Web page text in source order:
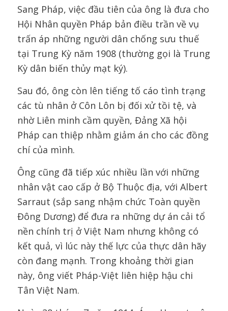
Sang Pháp, việc đầu tiên của ông là đưa cho
Hội Nhân quyền Pháp bản điều trần về vụ
trấn áp những người dân chống sưu thuế
tại Trung Kỳ năm 1908 (thường gọi là Trung
Kỳ dân biến thủy mạt ký).
Sau đó, ông còn lên tiếng tố cáo tình trạng
các tù nhân ở Côn Lôn bị đối xử tồi tệ, và
nhờ Liên minh cầm quyền, Đảng Xã hội
Pháp can thiệp nhằm giảm án cho các đồng
chí của mình.
Ông cũng đã tiếp xúc nhiều lần với những
nhân vật cao cấp ở Bộ Thuộc địa, với Albert
Sarraut (sắp sang nhậm chức Toàn quyền
Đông Dương) để đưa ra những dự án cải tổ
nền chính trị ở Việt Nam nhưng không có
kết quả, vì lúc này thế lực của thực dân hãy
còn đang mạnh. Trong khoảng thời gian
này, ông viết Pháp-Việt liên hiệp hậu chi
Tân Việt Nam.